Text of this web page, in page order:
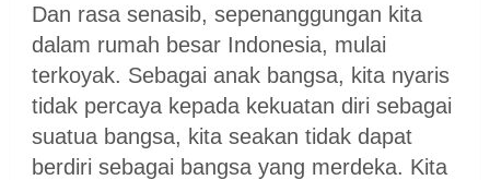
Dan rasa senasib, sepenanggungan kita
dalam rumah besar Indonesia, mulai
terkoyak. Sebagai anak bangsa, kita nyaris
tidak percaya kepada kekuatan diri sebagai
suatua bangsa, kita seakan tidak dapat
berdiri sebagai bangsa yang merdeka. Kita